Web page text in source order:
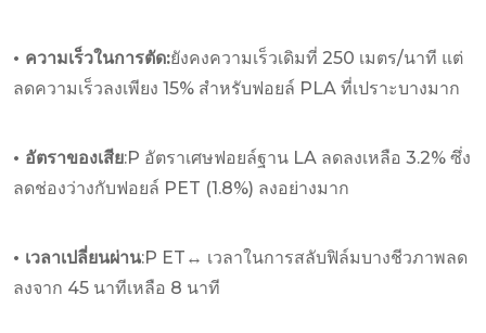
• ความเร็วในการตัด:ยังคงความเร็วเดิมที่ 250 เมตร/นาที แต่
ลดความเร็วลงเพียง 15% สำหรับฟอยล์ PLA ที่เปราะบางมาก
• อัตราของเสีย:P อัตราเศษฟอยล์ฐาน LA ลดลงเหลือ 3.2% ซึ่ง
ลดช่องว่างกับฟอยล์ PET (1.8%) ลงอย่างมาก
• เวลาเปลี่ยนผ่าน:P ET↔ เวลาในการสลับฟิล์มบางชีวภาพลด
ลงจาก 45 นาทีเหลือ 8 นาที